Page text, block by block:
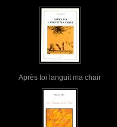
Après toi languit ma chair